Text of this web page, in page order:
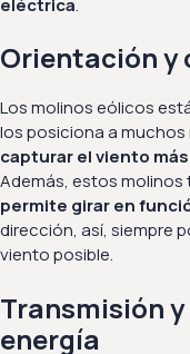
eléctrica.
Orientación y
Los molinos eólicos
los posiciona a
capturar el viento
Además, estos
permite girar en
dirección, así, siempre
viento posible.
Transmisión
energía